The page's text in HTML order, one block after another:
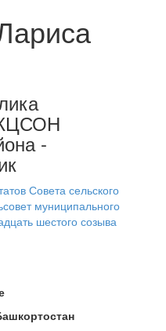
-
Совета сельского
муниципального
шестого созыва